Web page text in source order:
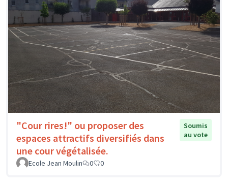
"Cour rires!" ou proposer des
espaces attractifs diversifiés dans
une cour végétalisée.
Soumis
au vote
Ecole Jean Moulin 0 0